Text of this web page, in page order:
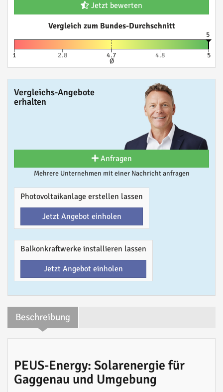
Jetzt bewerten
Vergleich zum Bundes-Durchschnitt
5
1 2.8 4.7
Ø
4.8 5
Vergleichs-Angebote
erhalten
Anfragen
Mehrere Unternehmen mit einer Nachricht anfragen
Photovoltaikanlage erstellen lassen
Jetzt Angebot einholen
Balkonkraftwerke installieren lassen
Jetzt Angebot einholen
Beschreibung
PEUS-Energy: Solarenergie für
Gaggenau und Umgebung